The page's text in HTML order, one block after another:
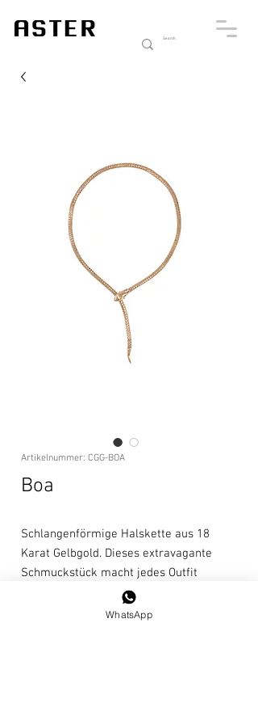
Artikelnummer: CGG-BOA
Boa
Schlangenförmige Halskette aus 18
Karat Gelbgold. Dieses extravagante
Schmuckstück macht jedes Outfit
interessanter. Wir empfehlen das
Tragen an besonderen Anlässen.
WhatsApp